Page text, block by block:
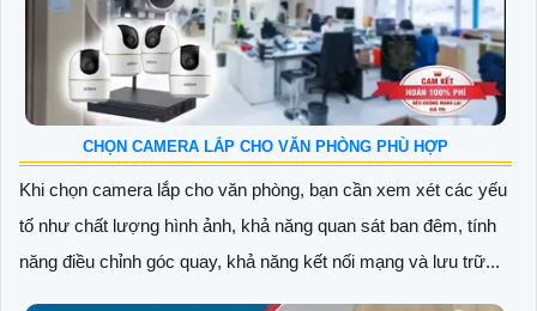
CHỌN CAMERA LẮP CHO VĂN PHÒNG PHÙ HỢP
Khi chọn camera lắp cho văn phòng, bạn cần xem xét các yếu
tố như chất lượng hình ảnh, khả năng quan sát ban đêm, tính
năng điều chỉnh góc quay, khả năng kết nối mạng và lưu trữ...